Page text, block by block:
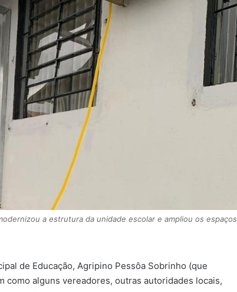
a estrutura da unidade escolar e ampliou os espaços
de Educação, Agripino Pessôa Sobrinho (que
alguns vereadores, outras autoridades locais,